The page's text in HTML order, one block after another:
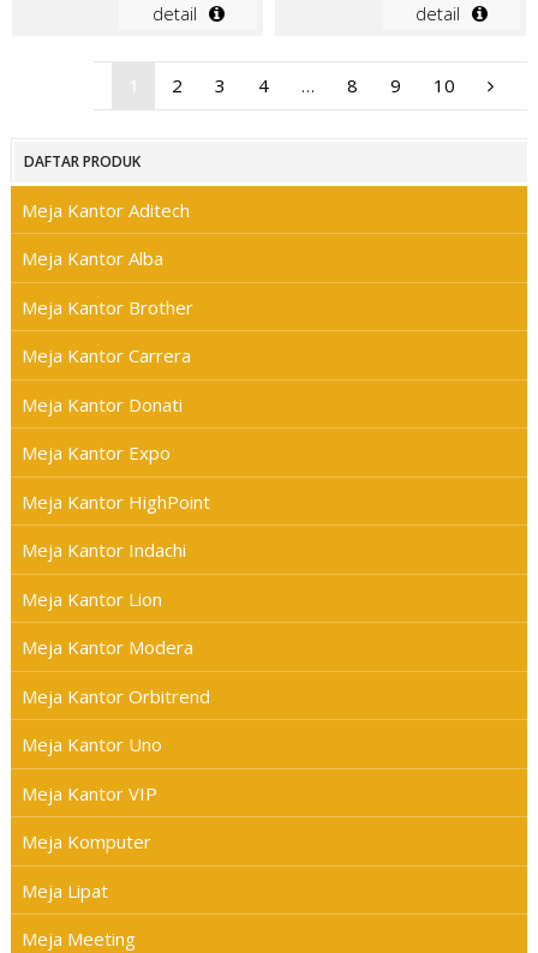
detail detail
2 3 4 … 8 9 10
DAFTAR PRODUK
Meja Kantor Aditech
Meja Kantor Alba
Meja Kantor Brother
Meja Kantor Carrera
Meja Kantor Donati
Meja Kantor Expo
Meja Kantor HighPoint
Meja Kantor Indachi
Meja Kantor Lion
Meja Kantor Modera
Meja Kantor Orbitrend
Meja Kantor Uno
Meja Kantor VIP
Meja Komputer
Meja Lipat
Meja Meeting